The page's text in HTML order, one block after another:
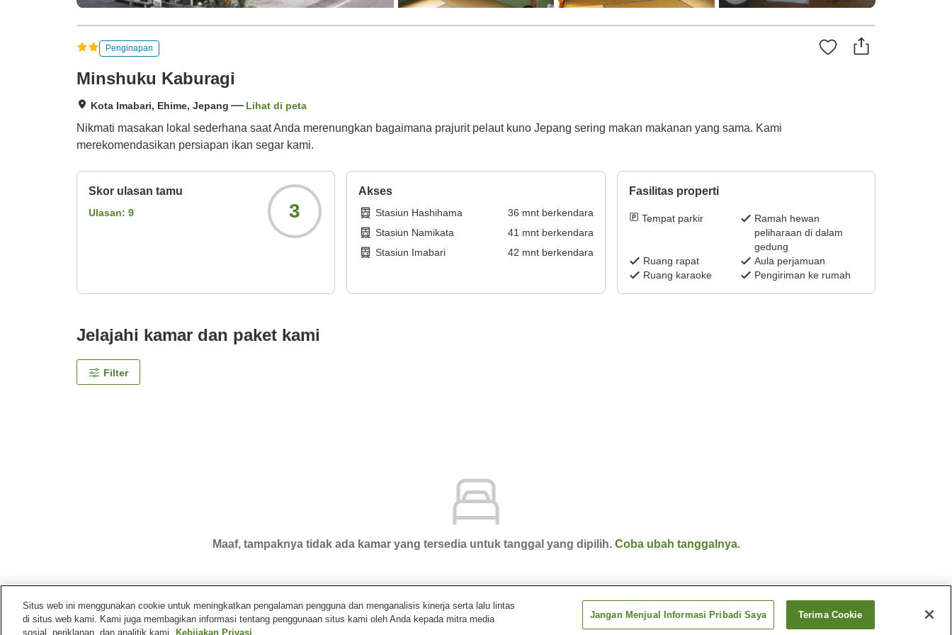
Penginapan
Minshuku Kaburagi
Kota Imabari, Ehime, Jepang Lihat di peta
Nikmati masakan lokal sederhana saat Anda merenungkan bagaimana prajurit pelaut kuno Jepang sering makan makanan yang sama. Kami
merekomendasikan persiapan ikan segar kami.
Skor ulasan tamu
Ulasan: 9 3
Akses
Stasiun Hashihama 36 mnt berkendara
Stasiun Namikata
41 mnt berkendara
Stasiun Imabari
42 mnt berkendara
Fasilitas properti
Tempat parkir
Ramah hewan
peliharaan di dalam
gedung
Ruang rapat
Aula perjamuan
Ruang karaoke
Pengiriman ke rumah
Jelajahi kamar dan paket kami
Filter
Maaf, tampaknya tidak ada kamar yang tersedia untuk tanggal yang dipilih. Coba ubah tanggalnya.
Beranda Jepang Ehime Kota Imabari Minshuku Kaburagi
Situs web ini menggunakan cookie untuk meningkatkan pengalaman pengguna dan menganalisis kinerja serta lalu lintas
di situs web kami. Kami juga membagikan informasi tentang penggunaan situs kami oleh Anda kepada mitra media
sosial, periklanan, dan analitik kami.
Kebijakan Privasi
Jangan Menjual Informasi Pribadi Saya Terima Cookie